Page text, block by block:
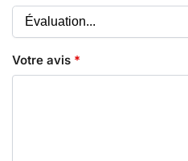
Votre avis *